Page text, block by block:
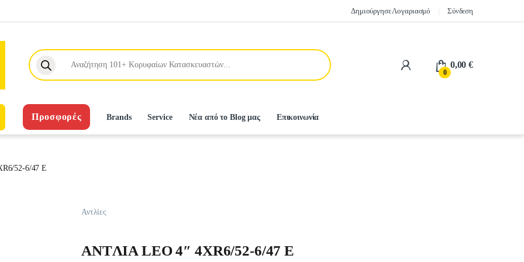
Δημιούργησε Λογαριασμό Σύνδεση
Products search
0
0,00€
Προσφορές Brands Service Νέα από το Blog μας Επικοινωνία
52-6/47 E
Αντλίες
ANTΛIA LEO 4″ 4XR6/52-6/47 E